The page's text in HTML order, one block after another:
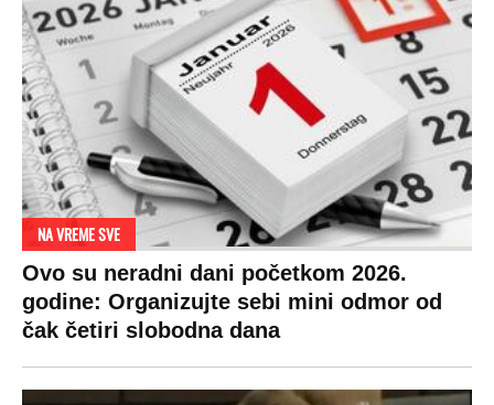
NA VREME SVE
Ovo su neradni dani početkom 2026.
godine: Organizujte sebi mini odmor od
čak četiri slobodna dana